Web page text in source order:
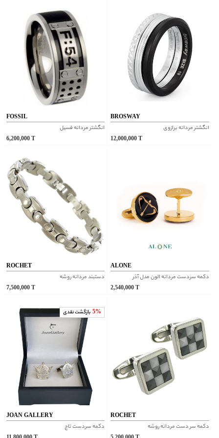
FOSSIL
انگشتر مردانه فسیل
6,200,000
BROSWAY
انگشتر مردانه برازوی
12,000,000
ROCHET
دستبند مردانه روشه
7,500,000
ALONE
دکمه سردست مردانه الون مدل آذر
2,540,000
5% بازگشت نقدی
JOAN GALLERY
دکمه سردست تاج
ROCHET
دکمه سر دست مردانه روشه